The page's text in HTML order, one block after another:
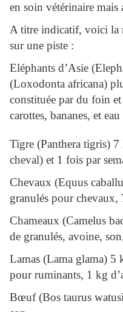
en soin vétérinaire mais
A titre indicatif, voici la
sur une piste :
Eléphants d’Asie
(Loxodonta africana)
constituée par du foin
carottes, bananes, et
Tigre (Panthera tigris)
cheval) et 1 fois par
Chevaux (Equus
granulés pour chevaux,
Chameaux (Camelus
de granulés, avoine,
Lamas (Lama glama) 5
pour ruminants, 1 kg
Bœuf (Bos taurus